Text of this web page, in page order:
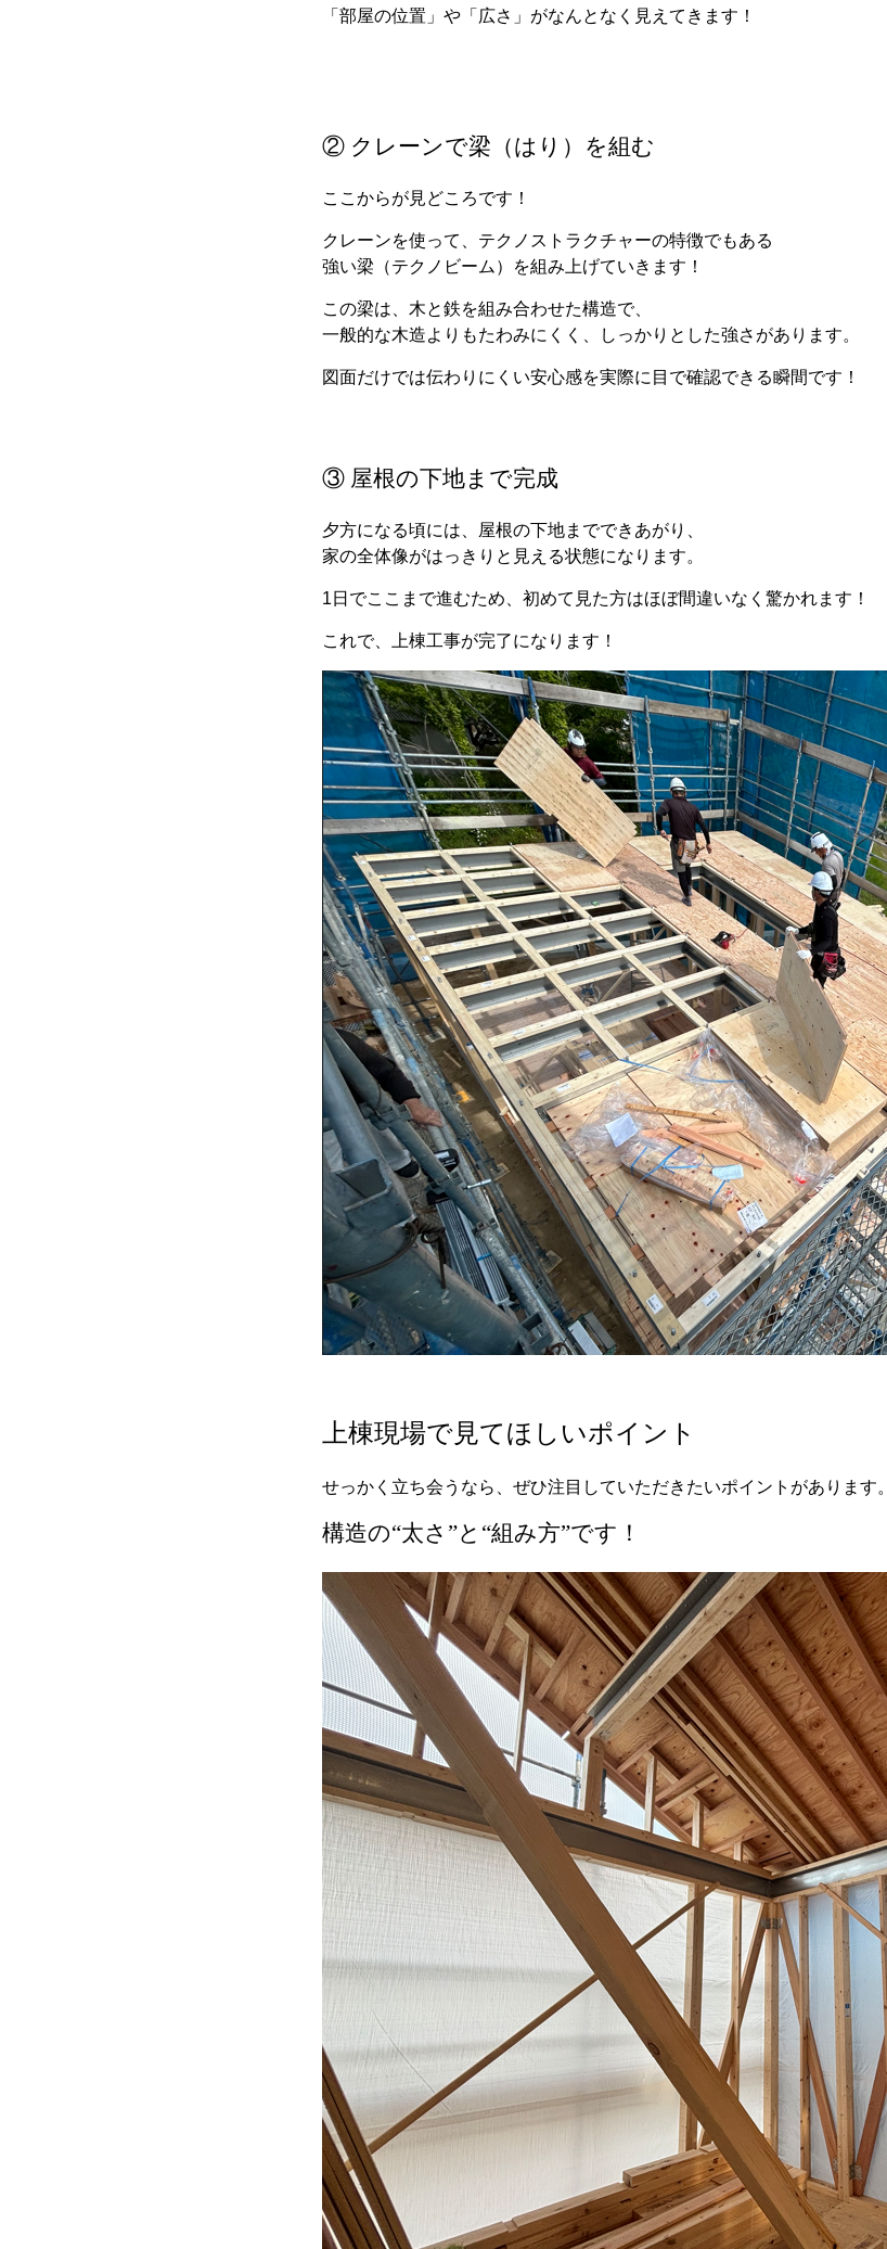
「部屋の位置」や「広さ」がなんとなく見えてきます！
② クレーンで梁（はり）を組む
ここからが見どころです！
クレーンを使って、テクノストラクチャーの特徴でもある
強い梁（テクノビーム）を組み上げていきます！
この梁は、木と鉄を組み合わせた構造で、
一般的な木造よりもたわみにくく、しっかりとした強さがあります。
図面だけでは伝わりにくい安心感を実際に目で確認できる瞬間です！
③ 屋根の下地まで完成
夕方になる頃には、屋根の下地までできあがり、
家の全体像がはっきりと見える状態になります。
1日でここまで進むため、初めて見た方はほぼ間違いなく驚かれます！
これで、上棟工事が完了になります！
上棟現場で見てほしいポイント
せっかく立ち会うなら、ぜひ注目していただきたいポイントがあります。
構造の“太さ”と“組み方”です！